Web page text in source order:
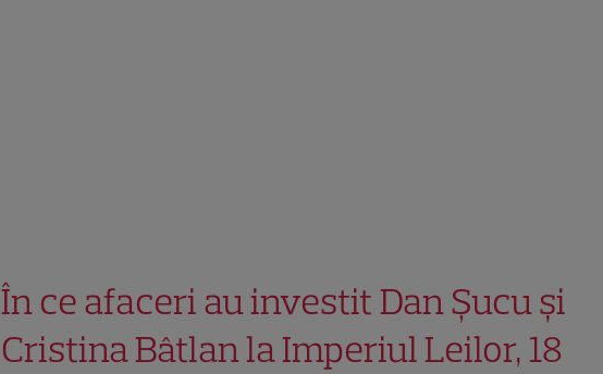
În ce afaceri au investit Dan Șucu și
Cristina Bâtlan la Imperiul Leilor, 18